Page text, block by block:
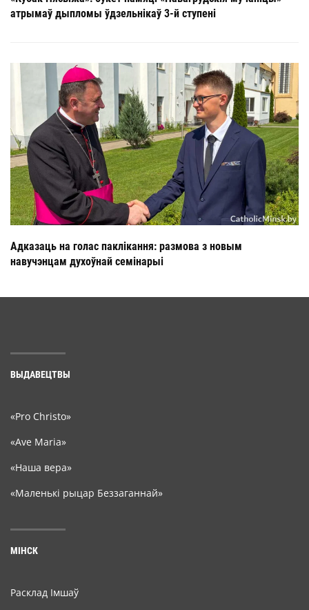
атрымаў дыпломы ўдзельнікаў 3-й ступені
Адказаць на голас паклікання: размова з новым
навучэнцам духоўнай семінарыі
ВЫДАВЕЦТВЫ
«Pro Christo»
«Ave Maria»
«Наша вера»
«Маленькі рыцар Беззаганнай»
МІНСК
Расклад Імшаў